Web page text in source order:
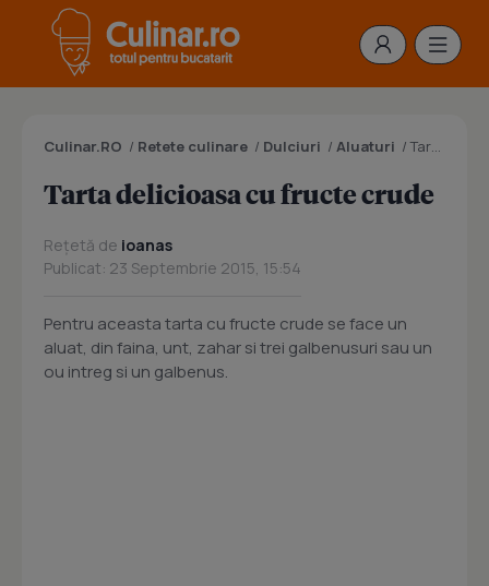
Culinar.RO / Retete culinare / Dulciuri / Aluaturi /Tarta delicioasa cu fructe crude
Tarta delicioasa cu fructe crude
Rețetă de ioanas
Publicat: 23 Septembrie 2015, 15:54
Pentru aceasta tarta cu fructe crude se face un
aluat, din faina, unt, zahar si trei galbenusuri sau un
ou intreg si un galbenus.